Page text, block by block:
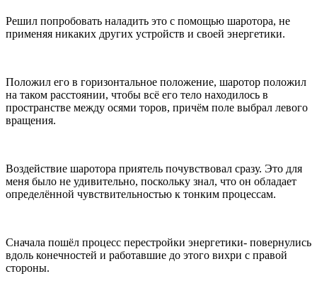
Решил попробовать наладить это с помощью шаротора, не
применяя никаких других устройств и своей энергетики.
Положил его в горизонтальное положение, шаротор положил
на таком расстоянии, чтобы всё его тело находилось в
пространстве между осями торов, причём поле выбрал левого
вращения.
Воздействие шаротора приятель почувствовал сразу. Это для
меня было не удивительно, поскольку знал, что он обладает
определённой чувствительностью к тонким процессам.
Сначала пошёл процесс перестройки энергетики- повернулись
вдоль конечностей и работавшие до этого вихри с правой
стороны.